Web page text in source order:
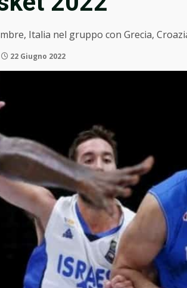
Italia nel gruppo con Grecia,
22 Giugno 2022